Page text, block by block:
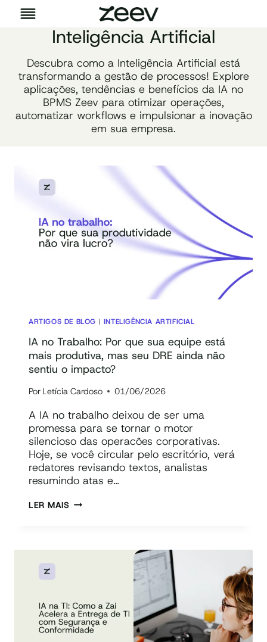
Pular
para
Inteligência Artificial
Descubra como a Inteligência Artificial está
transformando a gestão de processos! Explore
aplicações, tendências e benefícios da IA no
BPMS Zeev para otimizar operações,
automatizar workflows e impulsionar a inovação
em sua empresa.
ARTIGOS DE BLOG | INTELIGÊNCIA ARTIFICIAL
IA no Trabalho: Por que sua equipe está
mais produtiva, mas seu DRE ainda não
sentiu o impacto?
Por Letícia Cardoso 01/06/2026
A IA no trabalho deixou de ser uma
promessa para se tornar o motor
silencioso das operacões corporativas.
Hoje, se você circular pelo escritório, verá
redatores revisando textos, analistas
resumindo atas e…
LER MAISIA
MAIS
PRODUTIVA,
MAS